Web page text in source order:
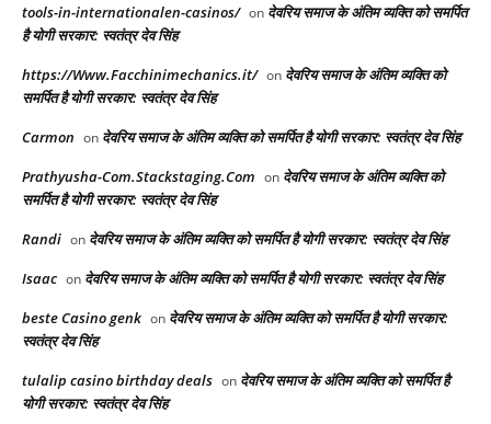
tools-in-internationalen-casinos/ on देवरिय समाज के अंतिम व्यक्ति को समर्पित
है योगी सरकार: स्वतंत्र देव सिंह
https://Www.Facchinimechanics.it/ on देवरिय समाज के अंतिम व्यक्ति को
समर्पित है योगी सरकार: स्वतंत्र देव सिंह
Carmon on देवरिय समाज के अंतिम व्यक्ति को समर्पित है योगी सरकार: स्वतंत्र देव सिंह
Prathyusha-Com.Stackstaging.Com on देवरिय समाज के अंतिम व्यक्ति को
समर्पित है योगी सरकार: स्वतंत्र देव सिंह
Randi on देवरिय समाज के अंतिम व्यक्ति को समर्पित है योगी सरकार: स्वतंत्र देव सिंह
Isaac on देवरिय समाज के अंतिम व्यक्ति को समर्पित है योगी सरकार: स्वतंत्र देव सिंह
beste Casino genk on देवरिय समाज के अंतिम व्यक्ति को समर्पित है योगी सरकार:
स्वतंत्र देव सिंह
tulalip casino birthday deals on देवरिय समाज के अंतिम व्यक्ति को समर्पित है
योगी सरकार: स्वतंत्र देव सिंह